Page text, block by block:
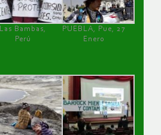
Las Bambas,
Perú
PUEBLA, Pue, 27
Enero